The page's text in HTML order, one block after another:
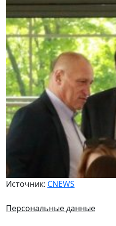
Источник: CNEWS
Персональные данные